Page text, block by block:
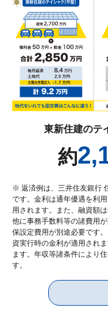
東新住建のテ
約
※ 返済例は、三井住友銀行
です。金利は通年優遇を利
用されます。また、融資額
他に事務手数料等の諸費用
保設定費用が別途必要です
資実行時の金利が適用され
ます。年収等諸条件により
す。